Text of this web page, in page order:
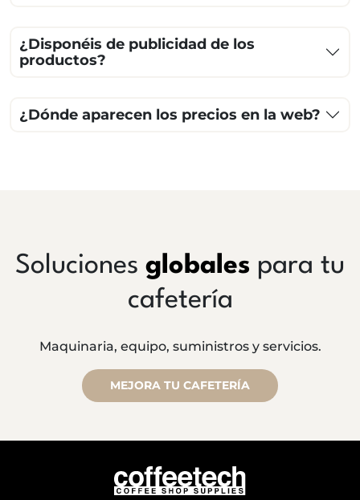
¿Disponéis de publicidad de los
productos?
¿Dónde aparecen los precios en la web?
Soluciones globales para tu
cafetería
Maquinaria, equipo, suministros y servicios.
MEJORA TU CAFETERÍA